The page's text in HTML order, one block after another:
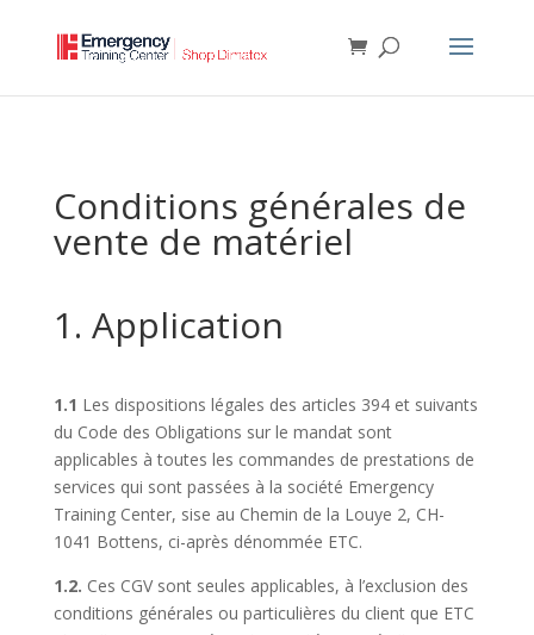
Conditions générales de
vente de matériel
1. Application
1.1 Les dispositions légales des articles 394 et suivants
du Code des Obligations sur le mandat sont
applicables à toutes les commandes de prestations de
services qui sont passées à la société Emergency
Training Center, sise au Chemin de la Louye 2, CH-
1041 Bottens, ci-après dénommée ETC.
1.2. Ces CGV sont seules applicables, à l’exclusion des
conditions générales ou particulières du client que ETC